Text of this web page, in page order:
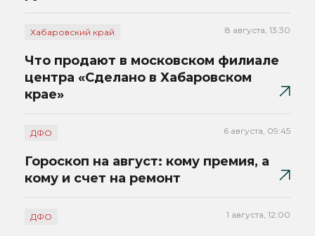
Хабаровский край 8 августа, 13:30
Что продают в московском филиале
центра «Сделано в Хабаровском
крае»
ДФО 6 августа, 09:45
Гороскоп на август: кому премия, а
кому и счет на ремонт
ДФО 1 августа, 12:00